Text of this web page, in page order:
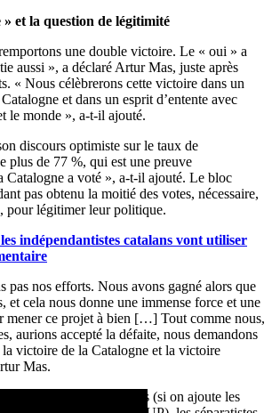
et la question de légitimité
une double victoire. Le « oui » a
aussi », a déclaré Artur Mas, juste après
« Nous célèbrerons cette victoire dans un
et dans un esprit d’entente avec
le monde », a-t-il ajouté.
discours optimiste sur le taux de
plus de 77 %, qui est une preuve
Catalogne a voté », a-t-il ajouté. Le bloc
pas obtenu la moitié des votes, nécessaire,
pour légitimer leur politique.
indépendantistes catalans vont utiliser
pas nos efforts. Nous avons gagné alors que
et cela nous donne une immense force et une
mener ce projet à bien […] Tout comme nous,
aurions accepté la défaite, nous demandons
la victoire de la Catalogne et la victoire
Mas.
et une majorité de sièges (si on ajoute les